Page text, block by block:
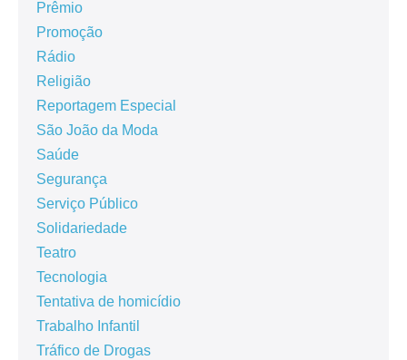
Prêmio
Promoção
Rádio
Religião
Reportagem Especial
São João da Moda
Saúde
Segurança
Serviço Público
Solidariedade
Teatro
Tecnologia
Tentativa de homicídio
Trabalho Infantil
Tráfico de Drogas